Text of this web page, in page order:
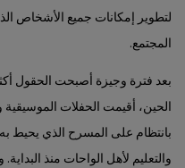
لتطوير إمكانات جميع الأشخاص
المجتمع.
بعد فترة وجيزة أصبحت الحقول
الحين، أقيمت الحفلات
بانتظام على المسرح الذي يحيط
والتعليم لأهل الواحات منذ